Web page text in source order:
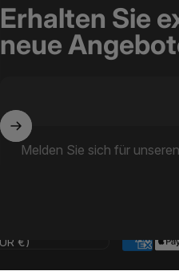
Erhalten Sie
neue
Melden Sie sich für